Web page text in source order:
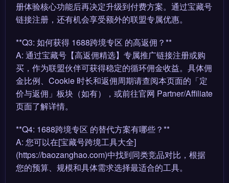
册体验核心功能后再决定升级到付费方案。通过宝藏号
链接注册，还有机会享受额外的联盟专属优惠。
**Q3: 如何获得 1688跨境专区 的高返佣？**
A: 通过宝藏号【高返佣精选】专属推广链接注册或购
买，作为联盟伙伴可获得稳定的循环佣金收益。具体佣
金比例、Cookie 时长和返佣周期请查阅本页面的「定
价与返佣」板块（如有），或前往官网 Partner/Affiliate
页面了解详情。
**Q4: 1688跨境专区 的替代方案有哪些？**
A: 您可以在[宝藏号跨境工具大全]
(https://baozanghao.com)中找到同类竞品对比，根据
您的预算、规模和具体需求选择最适合的工具。